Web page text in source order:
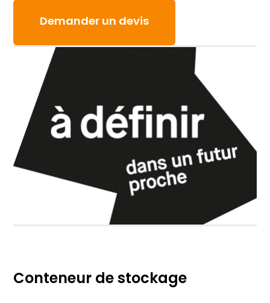
Demander un devis
Conteneur de stockage